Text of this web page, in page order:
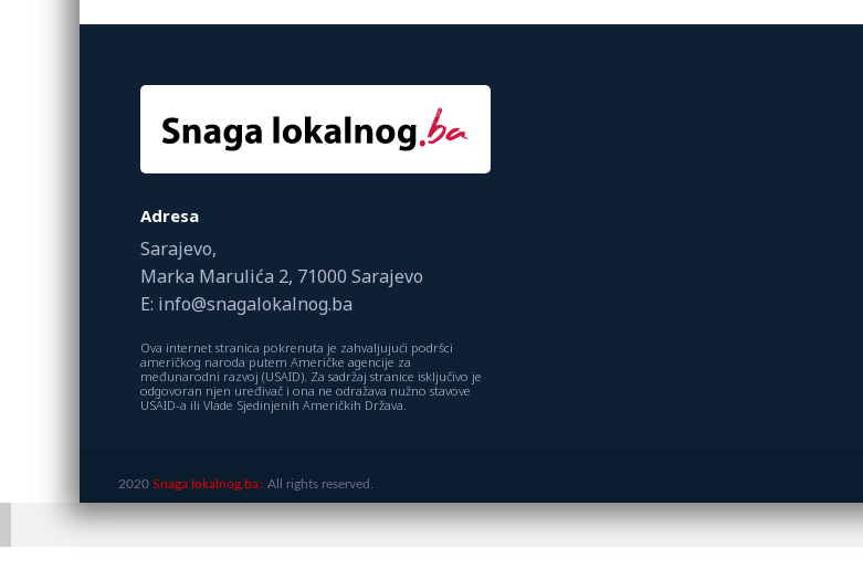
Adresa
Sarajevo,
Marka Marulića 2, 71000 Sarajevo
E: info@snagalokalnog.ba
Ova internet stranica pokrenuta je zahvaljujući podršci
američkog naroda putem Američke agencije za
međunarodni razvoj (USAID). Za sadržaj stranice isključivo je
odgovoran njen uređivač i ona ne odražava nužno stavove
USAID-a ili Vlade Sjedinjenih Američkih Država.
2020 Snaga lokalnog.ba. All rights reserved.